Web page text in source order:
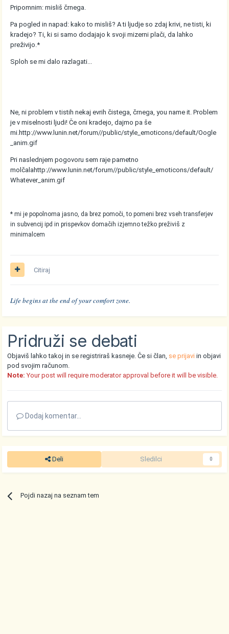
Pripomnim: misliš črnega.
Pa pogled in napad: kako to misliš? A ti ljudje so zdaj krivi, ne tisti, ki
kradejo? Ti, ki si samo dodajajo k svoji mizerni plači, da lahko
preživijo.*
Sploh se mi dalo razlagati...
Ne, ni problem v tistih nekaj evrih čistega, črnega, you name it. Problem
je v miselnosti ljudi! Če oni kradejo, dajmo pa še
mi. http://www.lunin.net/forum//public/style_emoticons/default/Oogle
_anim.gif
Pri naslednjem pogovoru sem raje pametno
molčala http://www.lunin.net/forum//public/style_emoticons/default/
Whatever_anim.gif
* mi je popolnoma jasno, da brez pomoči, to pomeni brez vseh transferjev
in subvencij ipd in prispevkov domačih izjemno težko preživiš z
minimalcem
Citiraj
Life begins at the end of your comfort zone.
Pridruži se debati
Objaviš lahko takoj in se registriraš kasneje. Če si član, se prijavi in objavi
pod svojim računom.
Note: Your post will require moderator approval before it will be visible.
Dodaj komentar...
Deli Sledilci 0
Pojdi nazaj na seznam tem